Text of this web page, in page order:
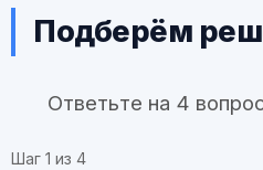
Подберём
Ответьте на 4
Шаг 1 из 4